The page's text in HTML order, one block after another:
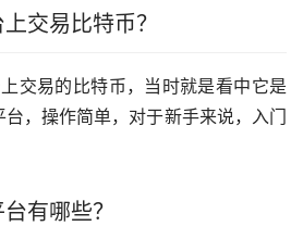
交易比特币？
交易的比特币，当时就是看中它是
，操作简单，对于新手来说，入门
有哪些？